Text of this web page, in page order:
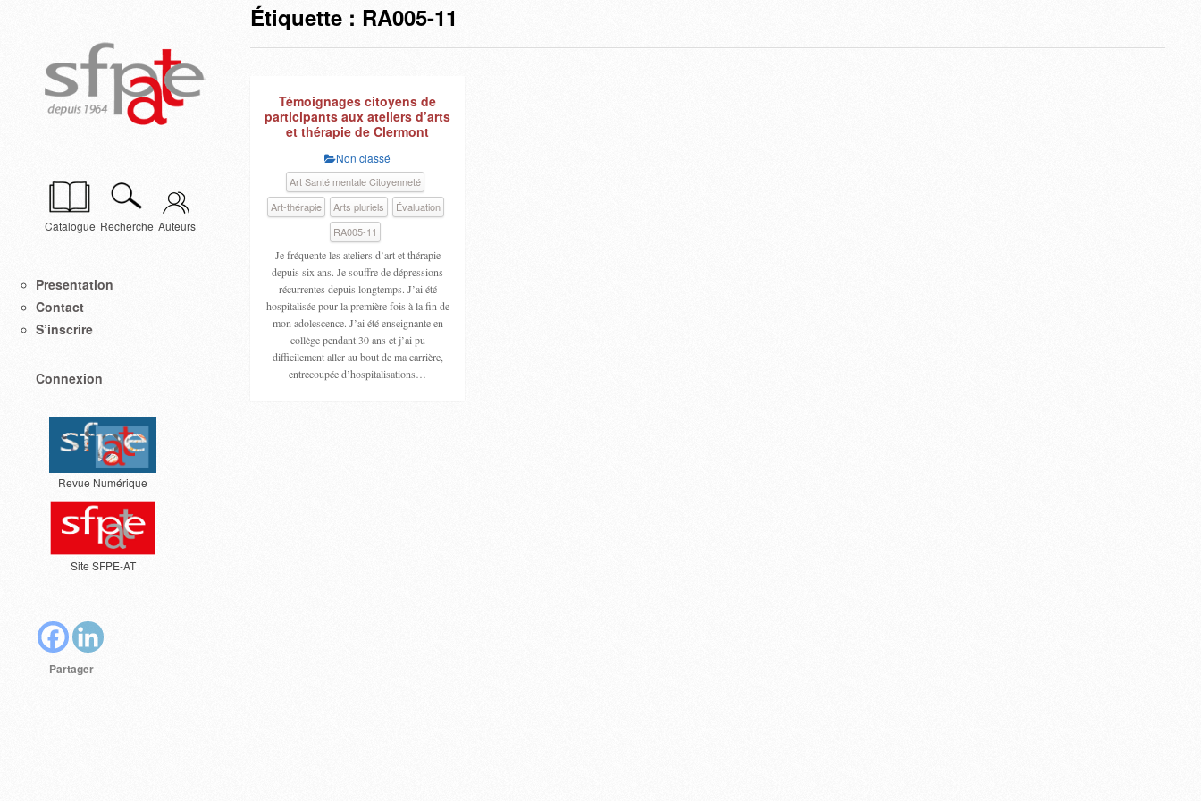
Catalogue Recherche Auteurs
Presentation
Contact
S’inscrire
Connexion
Revue Numérique
Site SFPE-AT
Partager
Étiquette : RA005-11
Témoignages citoyens de
participants aux ateliers d’arts
et thérapie de Clermont
Non classé
Art Santé mentale Citoyenneté
Art-thérapie
Arts pluriels
Évaluation
RA005-11
Je fréquente les ateliers d’art et thérapie
depuis six ans. Je souffre de dépressions
récurrentes depuis longtemps. J’ai été
hospitalisée pour la première fois à la fin de
mon adolescence. J’ai été enseignante en
collège pendant 30 ans et j’ai pu
difficilement aller au bout de ma carrière,
entrecoupée d’hospitalisations…